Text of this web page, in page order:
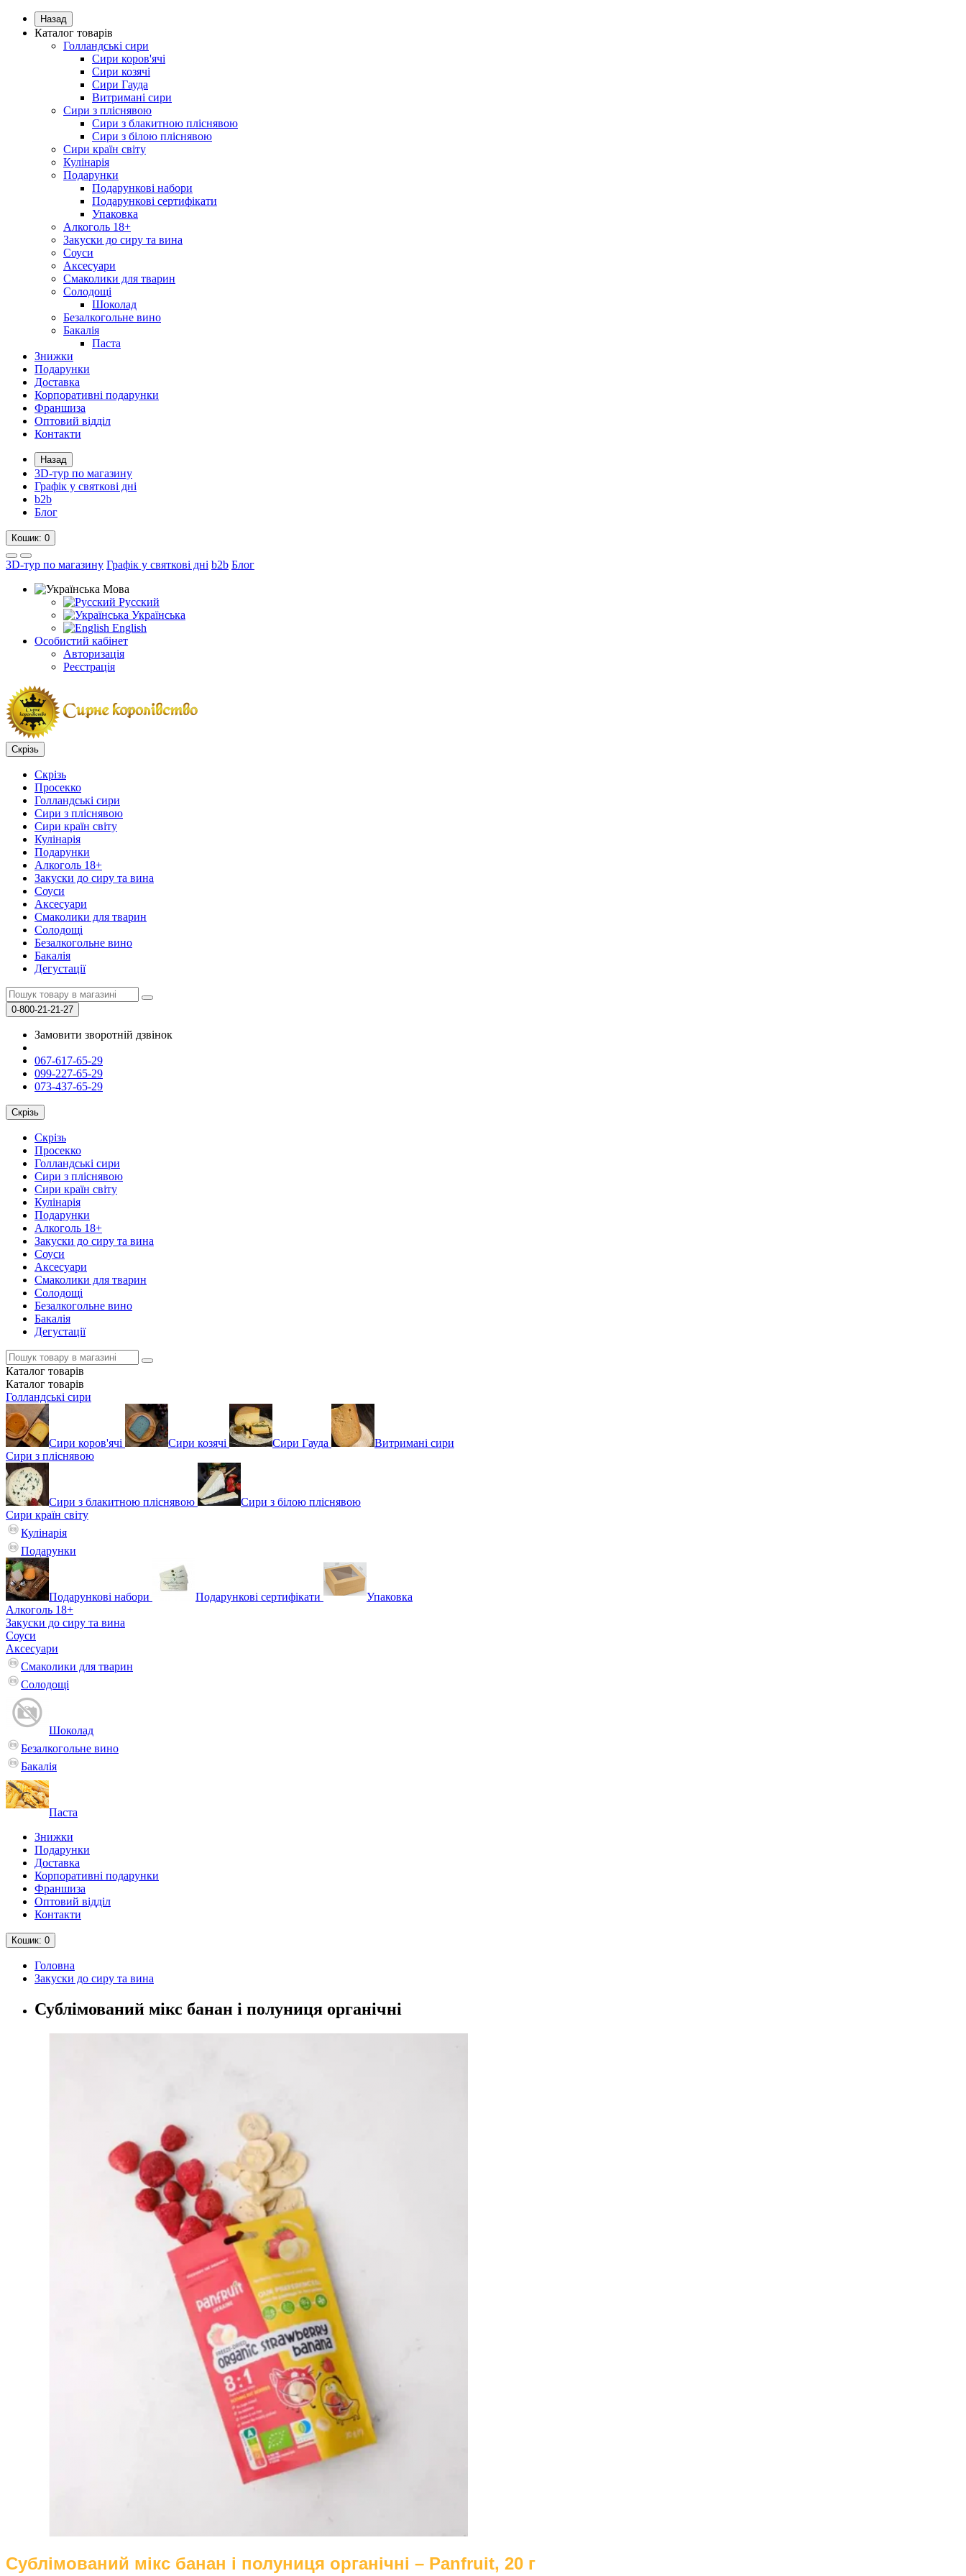
Назад
Каталог товарів
Голландські сири
Сири коров'ячі
Сири козячі
Сири Гауда
Витримані сири
Сири з пліснявою
Сири з блакитною пліснявою
Сири з білою пліснявою
Сири країн світу
Кулінарія
Подарунки
Подарункові набори
Подарункові сертифікати
Упаковка
Алкоголь 18+
Закуски до сиру та вина
Соуси
Аксесуари
Смаколики для тварин
Солодощі
Шоколад
Безалкогольне вино
Бакалія
Паста
Знижки
Подарунки
Доставка
Корпоративні подарунки
Франшиза
Оптовий відділ
Контакти
Назад
3D-тур по магазину
Графік у святкові дні
b2b
Блог
Кошик: 0
3D-тур по магазину Графік у святкові дні b2b Блог
Мова
Русский
Українська
English
Особистий кабінет
Авторизація
Реєстрація
Скрізь
Скрізь
Просекко
Голландські сири
Сири з пліснявою
Сири країн світу
Кулінарія
Подарунки
Алкоголь 18+
Закуски до сиру та вина
Соуси
Аксесуари
Смаколики для тварин
Солодощі
Безалкогольне вино
Бакалія
Дегустації
0-800-21-21-27
Замовити зворотній дзвінок
067-617-65-29
099-227-65-29
073-437-65-29
Скрізь
Скрізь
Просекко
Голландські сири
Сири з пліснявою
Сири країн світу
Кулінарія
Подарунки
Алкоголь 18+
Закуски до сиру та вина
Соуси
Аксесуари
Смаколики для тварин
Солодощі
Безалкогольне вино
Бакалія
Дегустації
Каталог товарів
Каталог товарів
Голландські сири
Сири коров'ячі Сири козячі Сири Гауда
Витримані сири
Сири з пліснявою
Сири з блакитною пліснявою
Сири з білою пліснявою
Сири країн світу
Кулінарія
Подарунки
Подарункові набори Подарункові сертифікати
Упаковка
Алкоголь 18+
Закуски до сиру та вина
Соуси
Аксесуари
Смаколики для тварин
Солодощі
Шоколад
Безалкогольне вино
Бакалія
Паста
Знижки
Подарунки
Доставка
Корпоративні подарунки
Франшиза
Оптовий відділ
Контакти
Кошик: 0
Головна
Закуски до сиру та вина
Сублімований мікс банан і полуниця органічні
Сублімований мікс банан і полуниця органічні – Panfruit, 20 г